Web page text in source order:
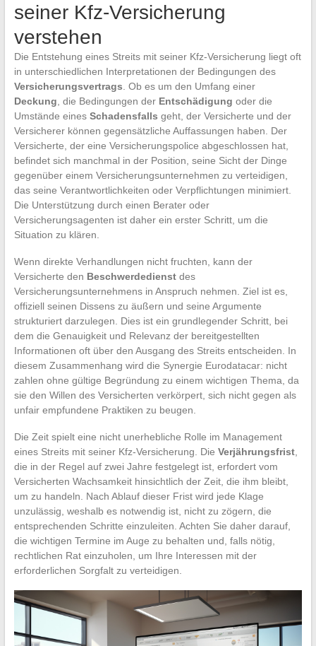
seiner Kfz-Versicherung
verstehen
Die Entstehung eines Streits mit seiner Kfz-Versicherung liegt oft
in unterschiedlichen Interpretationen der Bedingungen des
Versicherungsvertrags . Ob es um den Umfang einer
Deckung , die Bedingungen der Entschädigung oder die
Umstände eines Schadensfalls geht, der Versicherte und der
Versicherer können gegensätzliche Auffassungen haben. Der
Versicherte, der eine Versicherungspolice abgeschlossen hat,
befindet sich manchmal in der Position, seine Sicht der Dinge
gegenüber einem Versicherungsunternehmen zu verteidigen,
das seine Verantwortlichkeiten oder Verpflichtungen minimiert.
Die Unterstützung durch einen Berater oder
Versicherungsagenten ist daher ein erster Schritt, um die
Situation zu klären.
Wenn direkte Verhandlungen nicht fruchten, kann der
Versicherte den Beschwerdedienstdes
Versicherungsunternehmens in Anspruch nehmen. Ziel ist es,
offiziell seinen Dissens zu äußern und seine Argumente
strukturiert darzulegen. Dies ist ein grundlegender Schritt, bei
dem die Genauigkeit und Relevanz der bereitgestellten
Informationen oft über den Ausgang des Streits entscheiden. In
diesem Zusammenhang wird die Synergie Eurodatacar: nicht
zahlen ohne gültige Begründung zu einem wichtigen Thema, da
sie den Willen des Versicherten verkörpert, sich nicht gegen als
unfair empfundene Praktiken zu beugen.
Die Zeit spielt eine nicht unerhebliche Rolle im Management
eines Streits mit seiner Kfz-Versicherung. Die Verjährungsfrist,
die in der Regel auf zwei Jahre festgelegt ist, erfordert vom
Versicherten Wachsamkeit hinsichtlich der Zeit, die ihm bleibt,
um zu handeln. Nach Ablauf dieser Frist wird jede Klage
unzulässig, weshalb es notwendig ist, nicht zu zögern, die
entsprechenden Schritte einzuleiten. Achten Sie daher darauf,
die wichtigen Termine im Auge zu behalten und, falls nötig,
rechtlichen Rat einzuholen, um Ihre Interessen mit der
erforderlichen Sorgfalt zu verteidigen.